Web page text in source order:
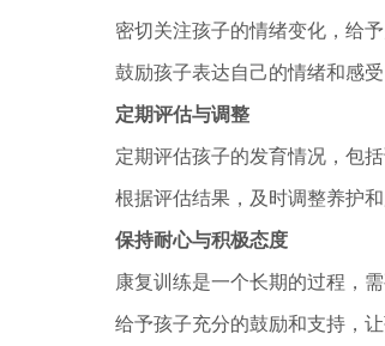
密切关注孩子的情绪变化，给予
鼓励孩子表达自己的情绪和感
定期评估与调整
定期评估孩子的发育情况，包
根据评估结果，及时调整养护和
保持耐心与积极态度
康复训练是一个长期的过程，
给予孩子充分的鼓励和支持，